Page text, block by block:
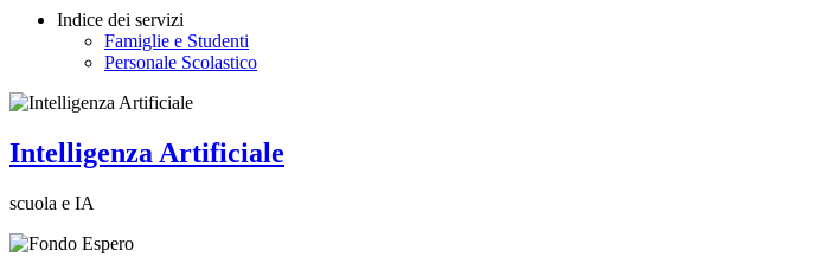
Indice dei servizi
Famiglie e Studenti
Personale Scolastico
Intelligenza Artificiale
scuola e IA